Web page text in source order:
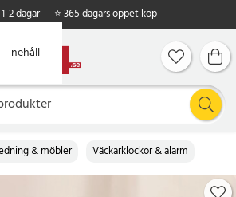
2 dagar ⭐ 365 dagars öppet köp
& möbler Väckarklockor & alarm